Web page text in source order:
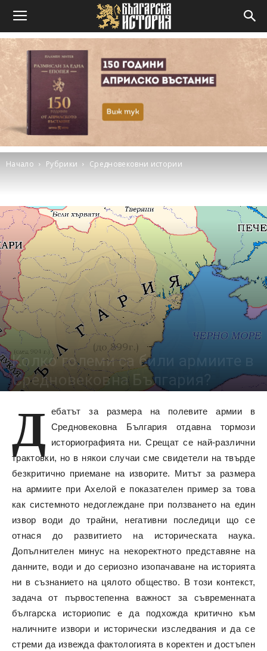
Начало Рубрики Средновековни истории
Колко големи са били армиите в
Средновековна България?
Д ебатът за размера на полевите армии в
Средновековна България отдавна тормози
историографията ни. Срещат се най-различни
трактовки, но в някои случаи сме свидетели на твърде
безкритично приемане на изворите. Митът за размера
на армиите при Ахелой е показателен пример за това
как системното недоглеждане при ползването на един
извор води до трайни, негативни последици що се
отнася до развитието на историческата наука.
Допълнителен минус на некоректното представяне на
данните, води и до сериозно изопачаване на историята
ни в съзнанието на цялото общество. В този контекст,
задача от първостепенна важност за съвременната
българска историопис е да подхожда критично към
наличните извори и исторически изследвания и да се
стреми да извежда фактологията в коректен и достъпен